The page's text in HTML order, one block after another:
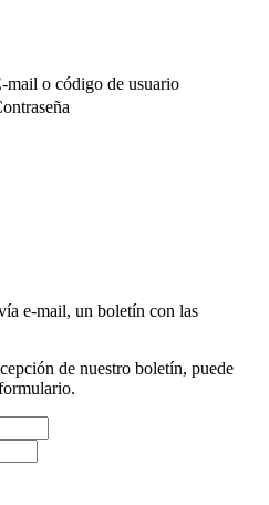
mail o código de usuario
e-mail, un boletín con las
de nuestro boletín, puede